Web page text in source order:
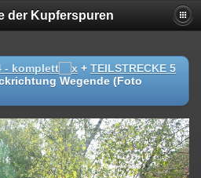
der Kupferspuren
- komplett + TEILSTRECKE 5
Wegende (Foto